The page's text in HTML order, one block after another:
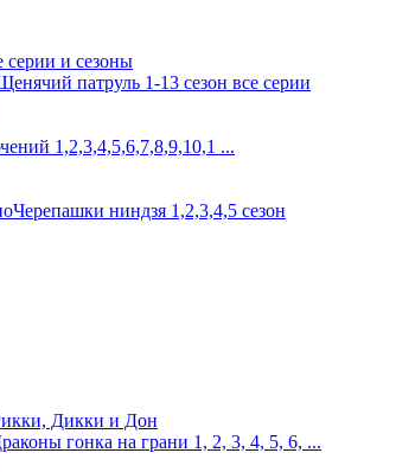
серии и сезоны
патруль 1-13 сезон все серии
1,2,3,4,5,6,7,8,9,10,1 ...
Черепашки ниндзя 1,2,3,4,5 сезон
Дикки и Дон
гонка на грани 1, 2, 3, 4, 5, 6, ...